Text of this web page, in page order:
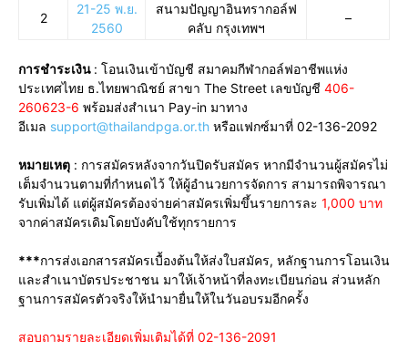
2
21-25 พ.ย.
2560
สนามปัญญาอินทรากอล์ฟ
คลับ กรุงเทพฯ
–
การชำระเงิน : โอนเงินเข้าบัญชี สมาคมกีฬากอล์ฟอาชีพแห่ง
ประเทศไทย ธ.ไทยพาณิชย์ สาขา The Street เลขบัญชี 406-
260623-6 พร้อมส่งสำเนา Pay-in มาทาง
อีเมล support@thailandpga.or.th หรือแฟกซ์มาที่ 02-136-2092
หมายเหตุ : การสมัครหลังจากวันปิดรับสมัคร หากมีจำนวนผู้สมัครไม่
เต็มจำนวนตามที่กำหนดไว้ ให้ผู้อำนวยการจัดการ สามารถพิจารณา
รับเพิ่มได้ แต่ผู้สมัครต้องจ่ายค่าสมัครเพิ่มขึ้นรายการละ 1,000 บาท
จากค่าสมัครเดิมโดยบังคับใช้ทุกรายการ
***การส่งเอกสารสมัครเบื้องต้นให้ส่งใบสมัคร, หลักฐานการโอนเงิน
และสำเนาบัตรประชาชน มาให้เจ้าหน้าที่ลงทะเบียนก่อน ส่วนหลัก
ฐานการสมัครตัวจริงให้นำมายื่นให้ในวันอบรมอีกครั้ง
สอบถามรายละเอียดเพิ่มเติมได้ที่ 02-136-2091